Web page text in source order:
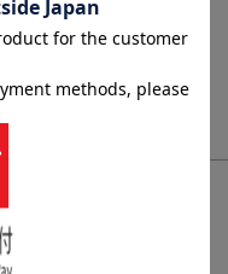
に笑ふ男 / 美女と怪物